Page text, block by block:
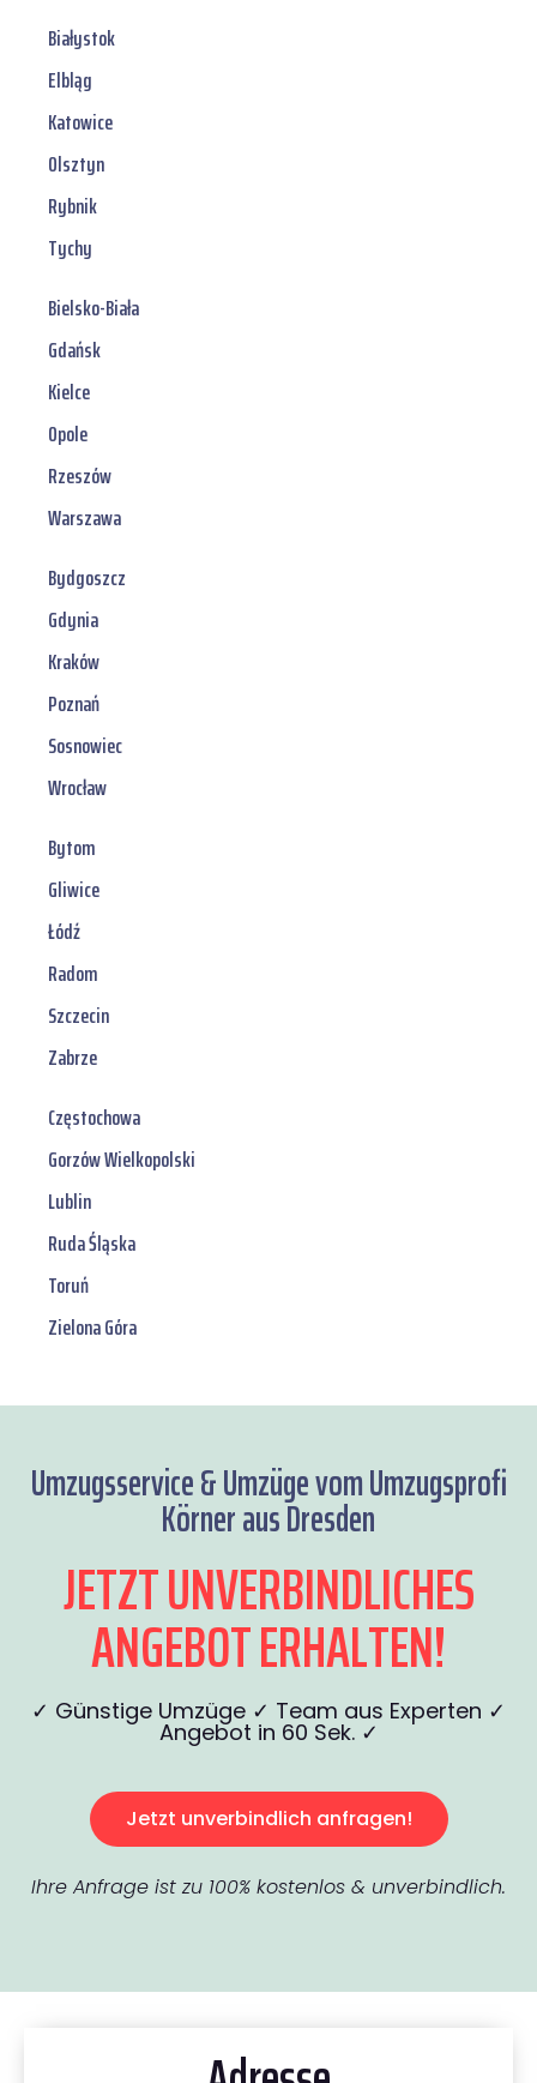
Białystok
Elbląg
Katowice
Olsztyn
Rybnik
Tychy
Bielsko-Biała
Gdańsk
Kielce
Opole
Rzeszów
Warszawa
Bydgoszcz
Gdynia
Kraków
Poznań
Sosnowiec
Wrocław
Bytom
Gliwice
Łódź
Radom
Szczecin
Zabrze
Częstochowa
Gorzów Wielkopolski
Lublin
Ruda Śląska
Toruń
Zielona Góra
Umzugsservice & Umzüge vom Umzugsprofi
Körner aus Dresden
JETZT UNVERBINDLICHES
ANGEBOT ERHALTEN!
✓ Günstige Umzüge ✓ Team aus Experten ✓
Angebot in 60 Sek. ✓
Jetzt unverbindlich anfragen!
Ihre Anfrage ist zu 100% kostenlos & unverbindlich.